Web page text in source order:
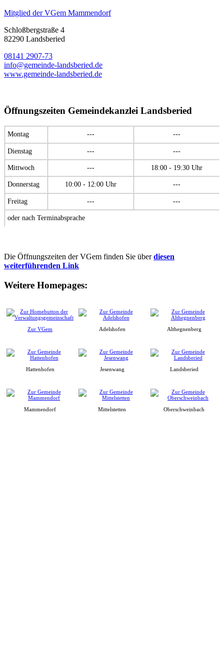
Mitglied der VGem Mammendorf
Schloßbergstraße 4
82290 Landsberied
08141 2907-73
info@gemeinde-landsberied.de
www.gemeinde-landsberied.de
Öffnungszeiten Gemeindekanzlei Landsberied
Montag --- ---
Dienstag --- ---
Mittwoch --- 18:00 - 19:30 Uhr
Donnerstag 10:00 - 12:00 Uhr ---
Freitag --- ---
oder nach Terminabsprache
Die Öffnungszeiten der VGem finden Sie überdiesen
weiterführenden Link
Weitere Homepages:
Zur VGem Adelshofen Althegnenberg
Hattenhofen Jesenwang Landsberied
Mammendorf Mittelstetten Oberschweinbach